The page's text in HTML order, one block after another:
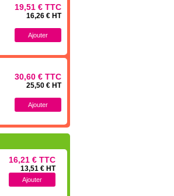
19,51 € TTC
16,26 € HT
30,60 € TTC
25,50 € HT
16,21 € TTC
13,51 € HT